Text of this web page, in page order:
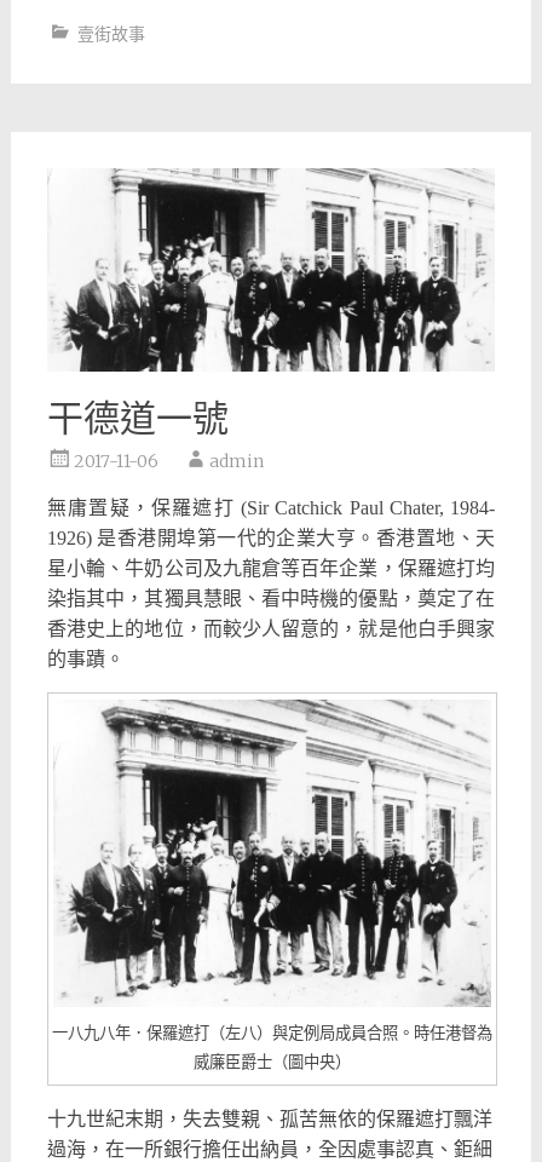
壹街故事
干德道一號
2017-11-06 admin
無庸置疑，保羅遮打 (Sir Catchick Paul Chater, 1984-
1926) 是香港開埠第一代的企業大亨。香港置地、天
星小輪、牛奶公司及九龍倉等百年企業，保羅遮打均
染指其中，其獨具慧眼、看中時機的優點，奠定了在
香港史上的地位，而較少人留意的，就是他白手興家
的事蹟。
一八九八年．保羅遮打（左八）與定例局成員合照。時任港督為
威廉臣爵士（圖中央）
十九世紀末期，失去雙親、孤苦無依的保羅遮打飄洋
過海，在一所銀行擔任出納員，全因處事認真、鉅細